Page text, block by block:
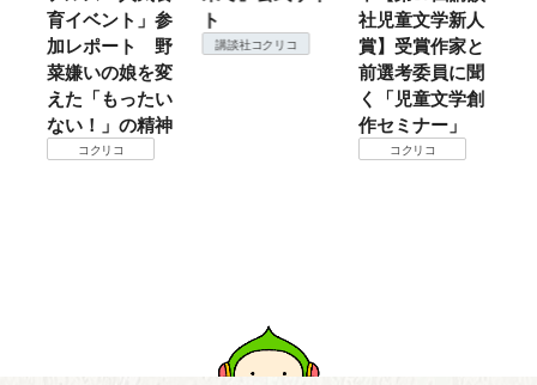
育イベント」参
加レポート 野
菜嫌いの娘を変
えた「もったい
ない！」の精神
コクリコ
ト
講談社コクリコ
社児童文学新人
賞】受賞作家と
前選考委員に聞
く「児童文学創
作セミナー」
コクリコ